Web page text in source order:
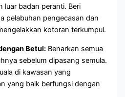
luar badan peranti. Beri
pelabuhan pengecasan dan
kotoran terkumpul.
Betul: Benarkan semua
sebelum dipasang semula.
di kawasan yang
yang baik berfungsi dengan